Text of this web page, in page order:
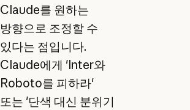
Claude를 원하는
방향으로 조정할 수
있다는 점입니다.
Claude에게 'Inter와
Roboto를 피하라'
또는 '단색 대신 분위기